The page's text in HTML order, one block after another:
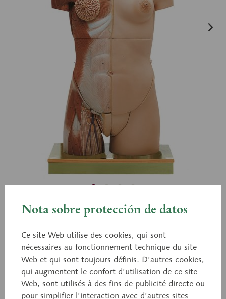
AS 7
Modèle de la myologie du
torse, mannequin avec tête,
dos ouvert et organes
génitaux interchangeables
Nota sobre protección de datos
Ce site Web utilise des cookies, qui sont
nécessaires au fonctionnement technique du site
Web et qui sont toujours définis. D’autres cookies,
qui augmentent le confort d’utilisation de ce site
Web, sont utilisés à des fins de publicité directe ou
pour simplifier l’interaction avec d’autres sites